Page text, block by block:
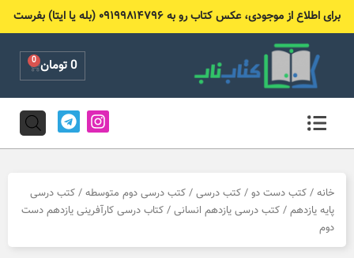
برای اطلاع از موجودی، عکس کتاب رو به ۰۹۱۹۹۸۱۴۷۹۶ (بله یا ایتا) بفرست
0تومان 0
Cart
I
n
s
g
r
m
T
e
l
r
a
خانه / کتب دست دو / کتب درسی / کتب درسی دوم متوسطه / کتب درسی
پایه یازدهم / کتب درسی یازدهم انسانی / کتاب درسی کارآفرینی یازدهم دست
دوم